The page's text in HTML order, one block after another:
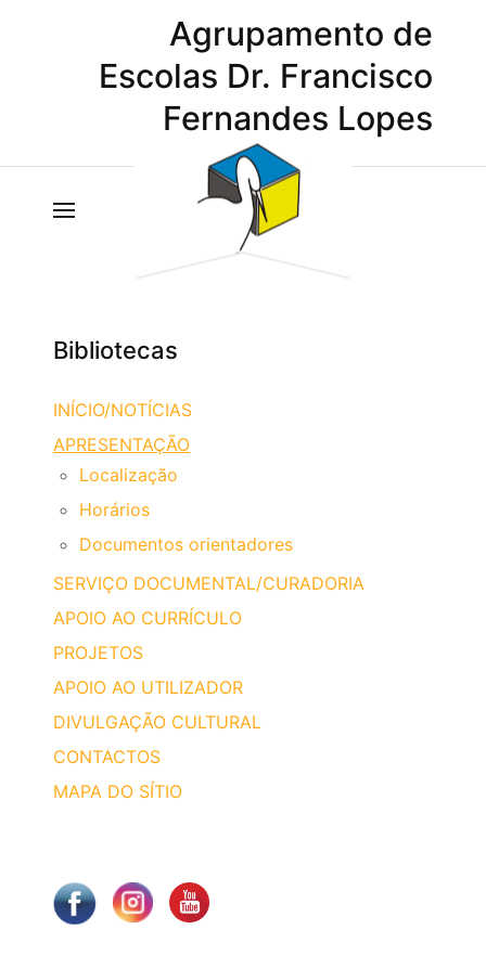
Agrupamento de
Escolas Dr. Francisco
Fernandes Lopes
Bibliotecas
INÍCIO/NOTÍCIAS
APRESENTAÇÃO
Localização
Horários
Documentos orientadores
SERVIÇO DOCUMENTAL/CURADORIA
APOIO AO CURRÍCULO
PROJETOS
APOIO AO UTILIZADOR
DIVULGAÇÃO CULTURAL
CONTACTOS
MAPA DO SÍTIO